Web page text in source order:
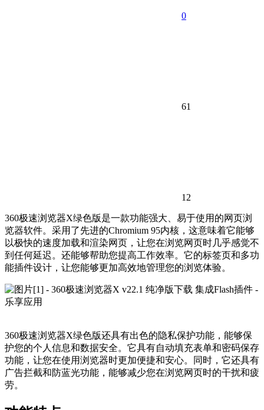
0
61
12
360极速浏览器X绿色版是一款功能强大、易于使用的网页浏
览器软件。采用了先进的Chromium 95内核，这意味着它能够
以极快的速度加载和渲染网页，让您在浏览网页时几乎感觉不
到任何延迟。还能够帮助您提高工作效率。它的标签页和多功
能插件设计，让您能够更加高效地管理您的浏览体验。
360极速浏览器X绿色版还具有出色的隐私保护功能，能够保
护您的个人信息和数据安全。它具有自动填充表单和密码保存
功能，让您在使用浏览器时更加便捷和安心。同时，它还具有
广告拦截和防蓝光功能，能够减少您在浏览网页时的干扰和疲
劳。